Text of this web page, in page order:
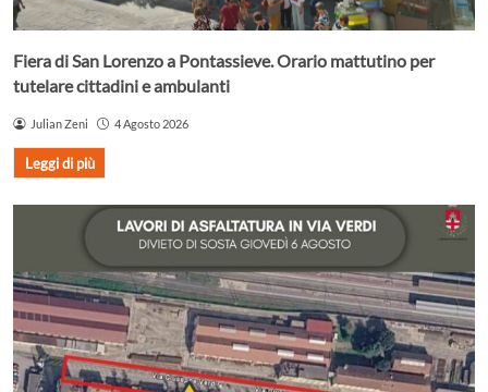
Fiera di San Lorenzo a Pontassieve. Orario mattutino per
tutelare cittadini e ambulanti
Julian Zeni 4 Agosto 2026
Leggi di più